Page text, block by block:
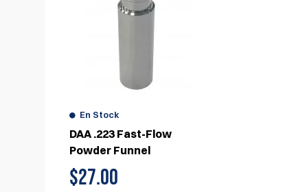
En Stock
DAA .223 Fast-Flow
Powder Funnel
$27.00